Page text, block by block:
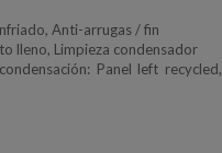
Anti-arrugas / fin
lleno, Limpieza condensador
Panel left recycled,